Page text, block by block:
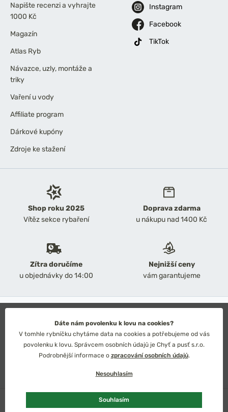
Shop roku 2025
Vítěz sekce rybaření
Doprava zdarma
u nákupu nad 1400 Kč
Zítra doručíme
u objednávky do 14:00
Nejnižší ceny
vám garantujeme
Napište recenzi a vyhrajte
1000 Kč
Magazín
Atlas Ryb
Návazce, uzly, montáže a
triky
Vaření u vody
Affiliate program
Dárkové kupóny
Zdroje ke stažení
Instagram
Facebook
TikTok
Obchodní podmínky
Ochrana osobních údajů
Technické řešení: Simplia s.r.o.
Strategický design: Petr Široký
Slovensko
Dáte nám povolenku k lovu na cookies?
V tomhle rybníčku chytáme data na cookies a potřebujeme od vás
povolenku k lovu. Správcem osobních údajů je Chyť a pusť s.r.o.
Podrobnější informace o zpracování osobních údajů.
Nesouhlasím
Souhlasím